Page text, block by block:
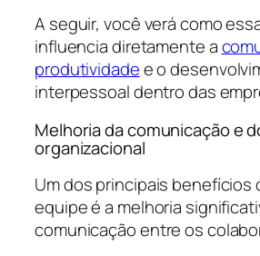
A seguir, você verá como
influencia diretamente a
produtividadee o
interpessoal dentro das
Melhoria da comunicação e
organizacional
Um dos principais benefícios
equipe é a melhoria
comunicação entre os